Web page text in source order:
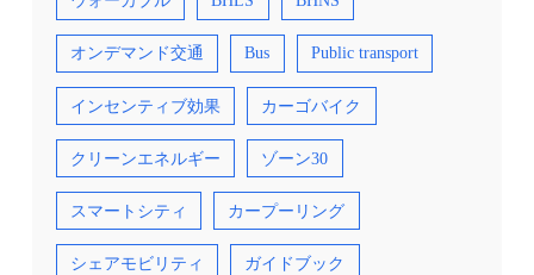
オンデマンド交通 Bus Public transport
インセンティブ効果 カーゴバイク
クリーンエネルギー ゾーン30
スマートシティ カープーリング
シェアモビリティ ガイドブック